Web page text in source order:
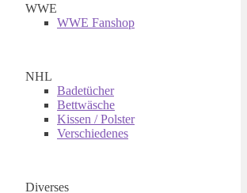
WWE
WWE Fanshop
NHL
Badetücher
Bettwäsche
Kissen / Polster
Verschiedenes
Diverses